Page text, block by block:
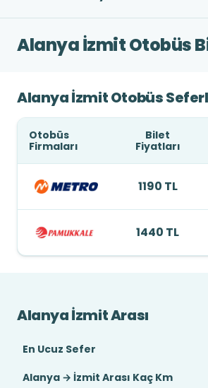
Alanya İzmit Otobüs
Alanya İzmit Otobüs
Otobüs
Firmaları
Bilet
Fiyatları
1190 TL
1440 TL
Alanya İzmit Arası
En Ucuz Sefer
Alanya → İzmit Arası Kaç Km